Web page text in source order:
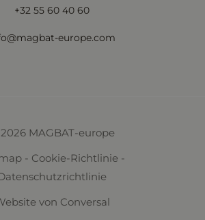
+32 55 60 40 60
europe.com
MAGBAT-europe
- Cookie-Richtlinie -
von Conversal